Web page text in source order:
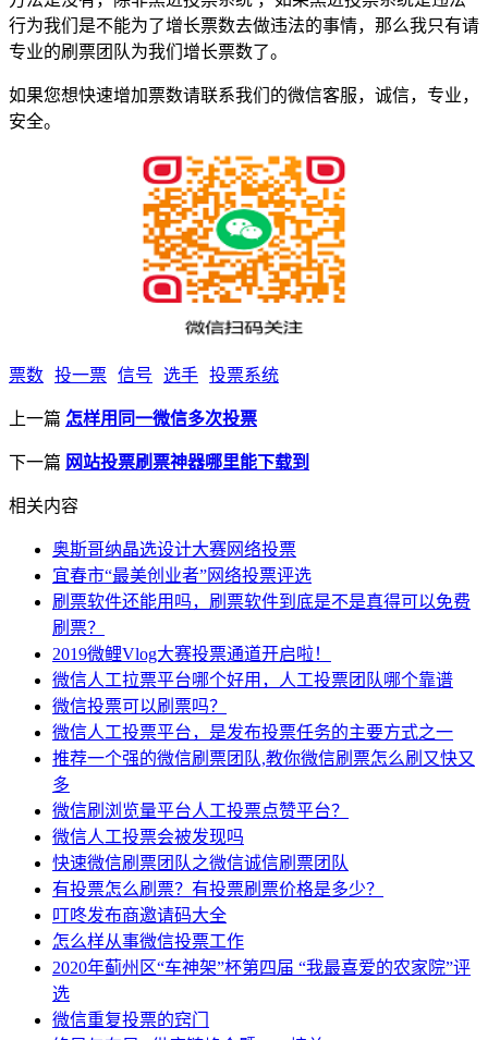
行为我们是不能为了增长票数去做违法的事情，那么我只有请
专业的刷票团队为我们增长票数了。
如果您想快速增加票数请联系我们的微信客服，诚信，专业，
安全。
票数 投一票 信号 选手 投票系统
上一篇 怎样用同一微信多次投票
下一篇 网站投票刷票神器哪里能下载到
相关内容
奥斯哥纳晶选设计大赛网络投票
宜春市“最美创业者”网络投票评选
刷票软件还能用吗，刷票软件到底是不是真得可以免费
刷票？
2019微鲤Vlog大赛投票通道开启啦！
微信人工拉票平台哪个好用，人工投票团队哪个靠谱
微信投票可以刷票吗？
微信人工投票平台，是发布投票任务的主要方式之一
推荐一个强的微信刷票团队,教你微信刷票怎么刷又快又
多
微信刷浏览量平台人工投票点赞平台？
微信人工投票会被发现吗
快速微信刷票团队之微信诚信刷票团队
有投票怎么刷票？有投票刷票价格是多少？
叮咚发布商邀请码大全
怎么样从事微信投票工作
2020年蓟州区“车神架”杯第四届 “我最喜爱的农家院”评
选
微信重复投票的窍门